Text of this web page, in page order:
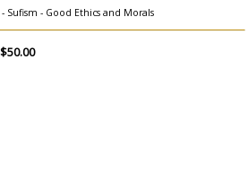
- Sufism - Good Ethics and Morals